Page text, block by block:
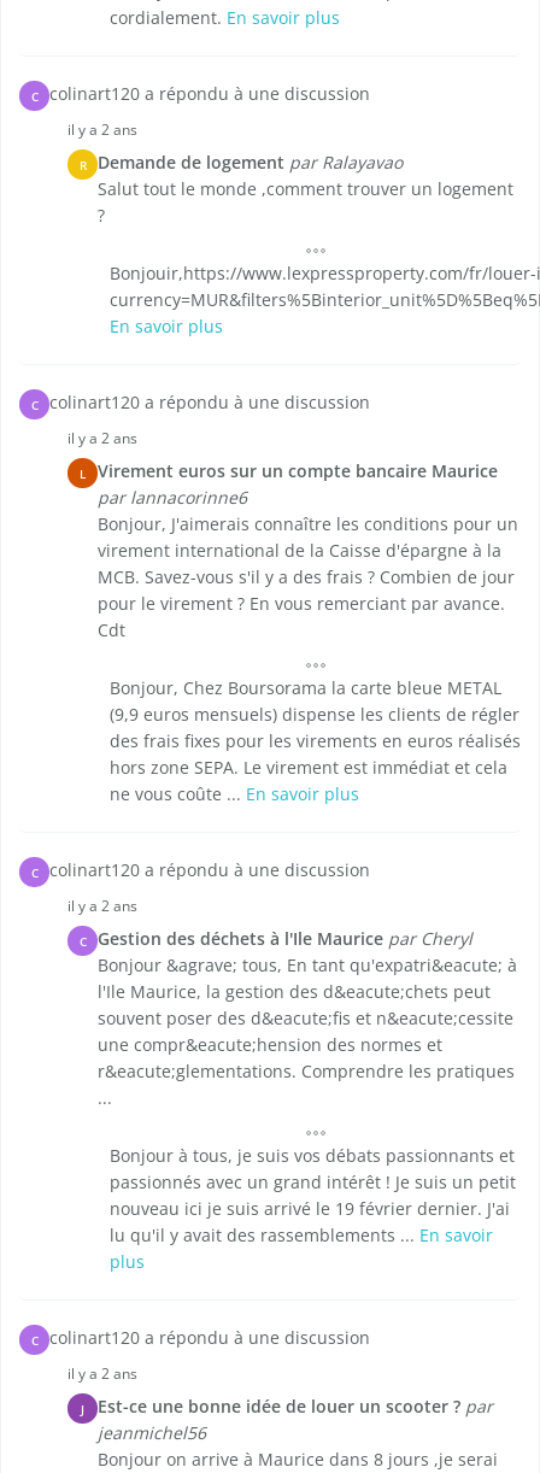
cordialement. En savoir plus
C colinart120 a répondu à une discussion
il y a 2 ans
R Demande de logement par Ralayavao
Salut tout le monde ,comment trouver un logement
?
Bonjouir,https://www.lexpressproperty.com/fr/
En savoir plus
C colinart120 a répondu à une discussion
il y a 2 ans
L
Virement euros sur un compte bancaire Maurice
par lannacorinne6
Bonjour, J'aimerais connaître les conditions pour un
virement international de la Caisse d'épargne à la
MCB. Savez-vous s'il y a des frais ? Combien de jour
pour le virement ? En vous remerciant par avance.
Cdt
Bonjour, Chez Boursorama la carte bleue METAL
(9,9 euros mensuels) dispense les clients de régler
des frais fixes pour les virements en euros réalisés
hors zone SEPA. Le virement est immédiat et cela
ne vous coûte ... En savoir plus
C colinart120 a répondu à une discussion
il y a 2 ans
C Gestion des déchets à l'Ile Maurice par Cheryl
Bonjour &agrave; tous, En tant qu'expatri&eacute; à
l'Ile Maurice, la gestion des d&eacute;chets peut
souvent poser des d&eacute;fis et n&eacute;cessite
une compr&eacute;hension des normes et
r&eacute;glementations. Comprendre les pratiques
...
Bonjour à tous, je suis vos débats passionnants et
passionnés avec un grand intérêt ! Je suis un petit
nouveau ici je suis arrivé le 19 février dernier. J'ai
lu qu'il y avait des rassemblements ... En savoir
plus
C colinart120 a répondu à une discussion
il y a 2 ans
J Est-ce une bonne idée de louer un scooter ? par
jeanmichel56
Bonjour on arrive à Maurice dans 8 jours ,je serai